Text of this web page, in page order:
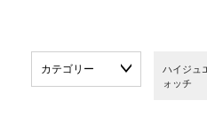
カテゴリー
ハイジュ
ォッチ